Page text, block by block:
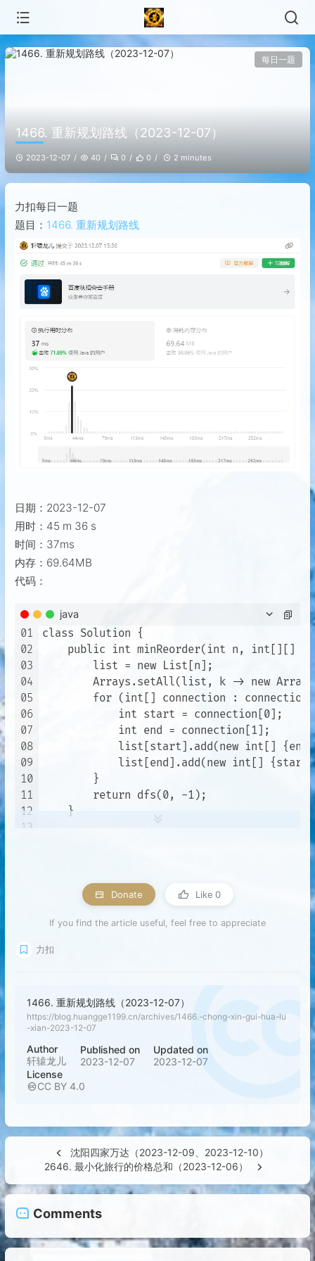
每日一题
1466. 重新规划路线（2023-12-07）
2023-12-07 40 0 0 2 minutes
力扣每日一题
题目： 1466. 重新规划路线
日期：2023-12-07
用时：45 m 36 s
时间：37ms
内存：69.64MB
代码：
java
01
02
03
04
05
06
07
08
09
10
11
12
13
21
24
25
class Solution {
public int minReorder(int n, int[][]
        list = new List[n];
Arrays.setAll(list, k -> new
for (int[] connection :
            int start = connection[0];
            int end = connection[1];
list[start].add(new int[]
list[end].add(new int[]
        }
        return dfs(0, -1);
    }
        int ans = 0;
        for (int[] num : list[index]) {
            if (num[0] != target) {
            }
    }
Donate Like 0
If you find the article useful, feel free to appreciate
力扣
1466. 重新规划路线（2023-12-07）
https://blog.huangge1199.cn/archives/1466.-chong-xin-gui-hua-lu
-xian-2023-12-07
Author
轩辕龙儿
Published on
2023-12-07
Updated on
2023-12-07
License
CC BY 4.0
沈阳四家万达（2023-12-09、2023-12-10）
2646. 最小化旅行的价格总和（2023-12-06）
Comments